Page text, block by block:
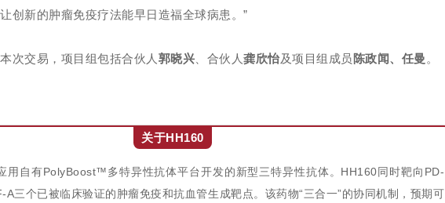
创新的肿瘤免疫疗法能早日造福全球病患。”
次交易，项目组包括合伙人 郭晓兴 、合伙人 龚欣怡及项目组成员 陈政闻、任曼 。
关于HH160
用自有PolyBoost™多特异性抗体平台开发的新型三特异性抗体。HH160同时靶向PD-
A三个已被临床验证的肿瘤免疫和抗血管生成靶点。该药物“三合一”的协同机制，预期可